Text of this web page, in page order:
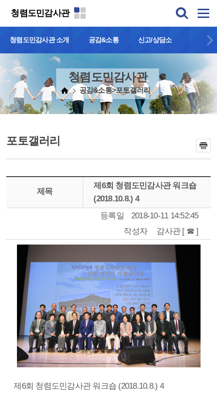
청렴도민감사관
청렴도민감사관 소개 공감&소통 신고/상담소
청렴도민감사관
공감&소통>포토갤러리
포토갤러리
제목
제6회 청렴도민감사관 워크숍
(2018.10.8.) 4
등록일
2018-10-11 14:52:45
작성자
감사관 [ ☎ ]
제6회 청렴도민감사관 워크숍 (2018.10.8.) 4